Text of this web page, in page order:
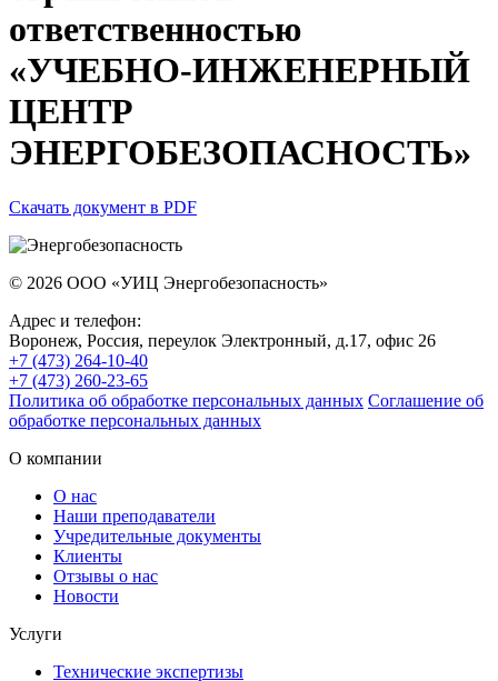
ответственностью
«УЧЕБНО-ИНЖЕНЕРНЫЙ
ЦЕНТР
ЭНЕРГОБЕЗОПАСНОСТЬ»
Скачать документ в PDF
© 2026 ООО «УИЦ Энергобезопасность»
Адрес и телефон:
Воронеж, Россия, переулок Электронный, д.17, офис 26
+7 (473) 264-10-40
+7 (473) 260-23-65
Политика об обработке персональных данных Соглашение об
обработке персональных данных
О компании
О нас
Наши преподаватели
Учредительные документы
Клиенты
Отзывы о нас
Новости
Услуги
Технические экспертизы